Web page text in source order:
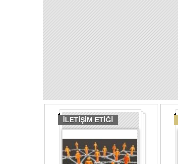
İLETİŞİM ETİĞİ